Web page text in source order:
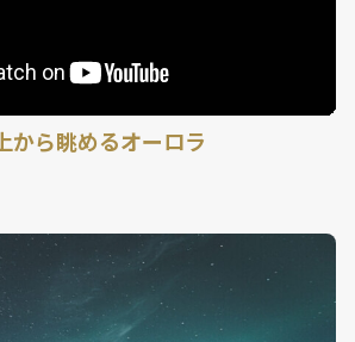
から眺めるオーロラ